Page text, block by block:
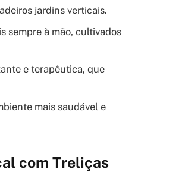
jardins verticais.
sempre à mão, cultivados
e terapêutica, que
mais saudável e
com Treliças